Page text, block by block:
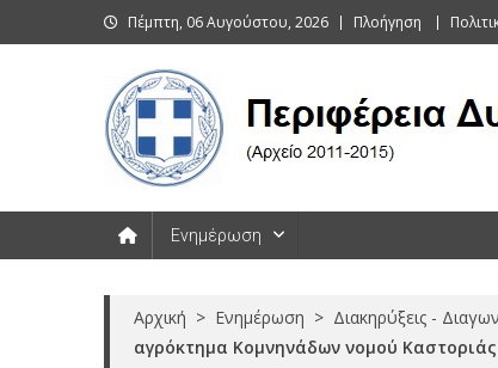
to
Πέμπτη, 06 Αυγούστου, 2026 Πλοήγηση
Περιφέρεια Δυτικής
Ενημέρωση
Αρχική > Ενημέρωση > Διακηρύξεις -
αγρόκτημα Κομνηνάδων νομού